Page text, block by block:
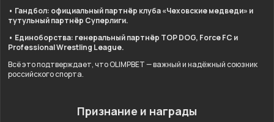
• Гандбол: официальный партнёр клуба «Чеховские медведи» и
тутульный партнёр Суперлиги.
• Единоборства: генеральный партнёр TOP DOG, Force FC и
Professional Wrestling League.
Всё это подтверждает, что OLIMPBET — важный и надёжный союзник
российского спорта.
Признание и награды